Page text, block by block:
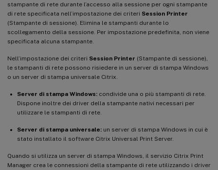
stampante di rete durante l’accesso alla sessione per ogni stampante
di rete specificata nell’impostazione dei criteri Session Printer
(Stampante di sessione). Elimina le stampanti durante lo
scollegamento della sessione. Per impostazione predefinita, non viene
specificata alcuna stampante.
Nell’impostazione dei criteri Session Printer (Stampante di sessione),
le stampanti di rete possono risiedere in un server di stampa Windows
o un server di stampa universale Citrix.
Server di stampa Windows: condivide una o più stampanti di rete.
Dispone inoltre dei driver della stampante nativi necessari per
utilizzare le stampanti di rete.
Server di stampa universale: un server di stampa Windows in cui è
stato installato il software Citrix Universal Print Server.
Quando si utilizza un server di stampa Windows, il servizio Citrix Print
Manager crea le connessioni della stampante di rete utilizzando i driver